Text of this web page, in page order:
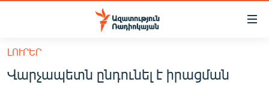
Մատչելիության
հիմնական
բովանդակությանը
ԼՈՒՐԵՐ
Վարչապետն ընդունել է իրացման